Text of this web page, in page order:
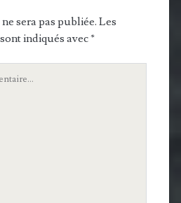
sera pas publiée. Les
indiqués avec*